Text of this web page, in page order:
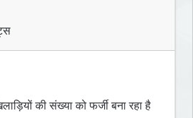
की संख्या को फर्जी बना रहा है